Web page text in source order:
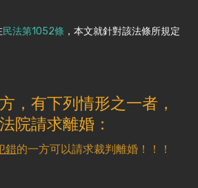
民法第1052條 ，本文就針對該法條所規定
，有下列情形之一者，
院請求離婚：
錯的一方可以請求裁判離婚！！！